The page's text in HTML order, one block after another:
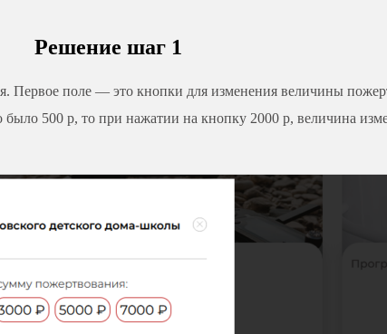
Решение шаг 1
поле — это кнопки для изменения величины
500 р, то при нажатии на кнопку 2000 р, величина